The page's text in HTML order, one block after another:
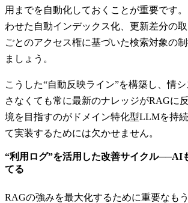
用までを自動化しておくことが重要です
わせた自動インデックス化、更新差分の
ごとのアクセス権に基づいた検索対象の
ましょう。
こうした“自動反映ライン”を構築し、情
さなくても常に最新のナレッジがRAGに
境を目指すのがドメイン特化型LLMを持
て実装するためには欠かせません。
“利用ログ”を活用した改善サイクル──AI
てる
RAGの強みを最大化するために重要なも